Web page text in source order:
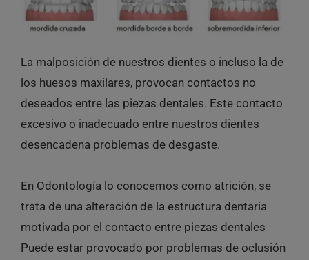
La malposición de nuestros dientes o incluso la de
los huesos maxilares, provocan contactos no
deseados entre las piezas dentales. Este contacto
excesivo o inadecuado entre nuestros dientes
desencadena problemas de desgaste.
En Odontología lo conocemos como atrición, se
trata de una alteración de la estructura dentaria
motivada por el contacto entre piezas dentales
Puede estar provocado por problemas de oclusión